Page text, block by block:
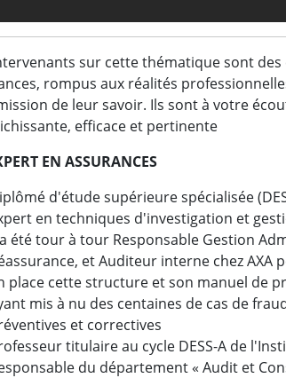
sur cette thématique sont
rompus aux réalités
de leur savoir. Ils sont à votre
efficace et pertinente
EN ASSURANCES
d'étude supérieure spécialisée
en techniques d'investigation et
été tour à tour Responsable Gestion
et Auditeur interne chez AXA
place cette structure et son manuel de
mis à nu des centaines de cas de
et correctives
titulaire au cycle DESS-A de
du département « Audit et